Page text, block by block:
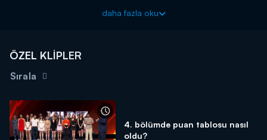
daha fazla oku
ÖZEL KLİPLER
Sırala
4. bölümde puan tablosu nasıl
oldu?